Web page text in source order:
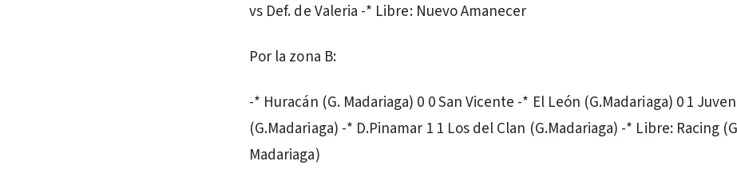
vs Def. de Valeria -* Libre: Nuevo Amanecer
Por la zona B:
-* Huracán (G. Madariaga) 0 0 San Vicente -* El León (G.Madariaga) 0 1
(G.Madariaga) -* D.Pinamar 1 1 Los del Clan (G.Madariaga) -* Libre: Racing
Madariaga)